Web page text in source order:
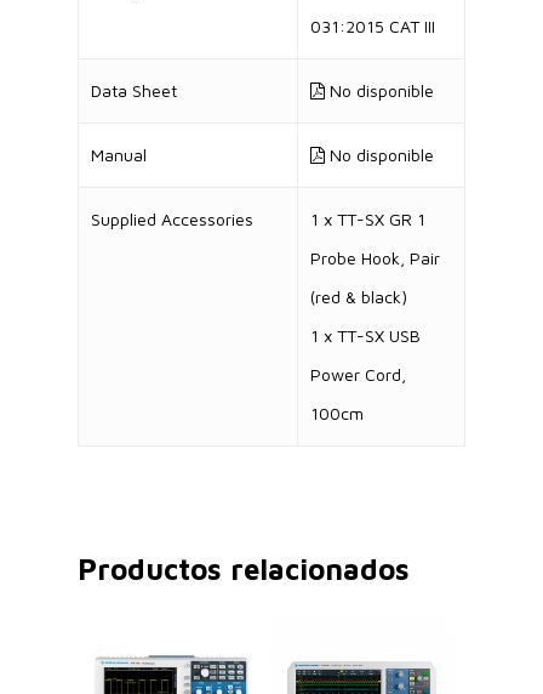
031:2015 CAT III
Data Sheet No disponible
Manual No disponible
Supplied Accessories
1 x TT-SX GR 1
Probe Hook, Pair
(red & black)
1 x TT-SX USB
Power Cord,
100cm
Productos relacionados